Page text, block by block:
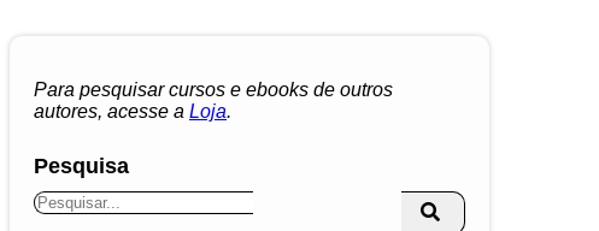
Para pesquisar cursos e ebooks de outros
autores, acesse a Loja.
Pesquisa